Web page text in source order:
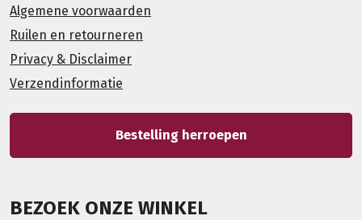
Algemene voorwaarden
Ruilen en retourneren
Privacy & Disclaimer
Verzendinformatie
Bestelling herroepen
BEZOEK ONZE WINKEL